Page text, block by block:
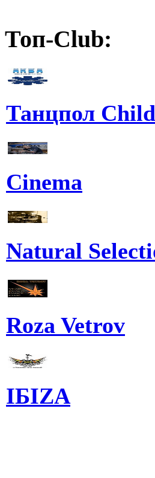
Топ-Club:
Танцпол
Cinema
Natural
Roza Vetrov
IБIZA